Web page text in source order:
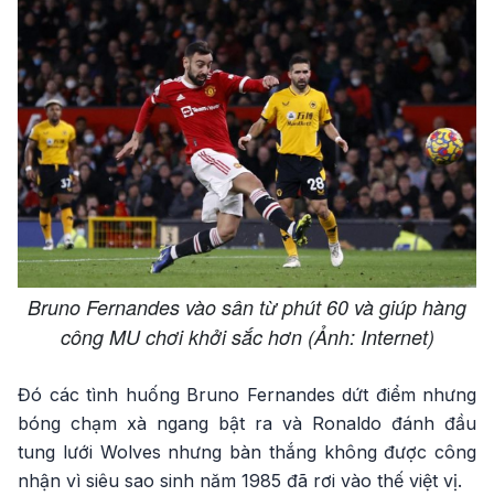
Bruno Fernandes vào sân từ phút 60 và giúp hàng
công MU chơi khởi sắc hơn (Ảnh: Internet)
Đó các tình huống Bruno Fernandes dứt điểm nhưng
bóng chạm xà ngang bật ra và Ronaldo đánh đầu
tung lưới Wolves nhưng bàn thắng không được công
nhận vì siêu sao sinh năm 1985 đã rơi vào thế việt vị.